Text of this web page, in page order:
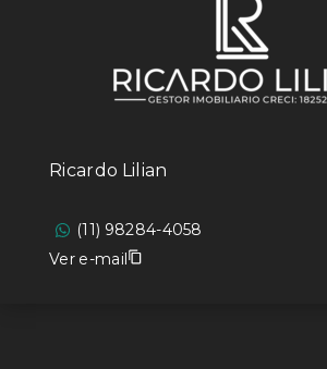
Ricardo Lilian
(11) 98284-4058
Ver e-mail